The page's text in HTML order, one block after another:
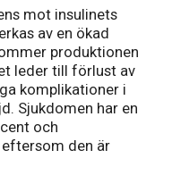
mot insulinets
av en ökad
produktionen
leder till förlust av
komplikationer i
Sjukdomen har en
och
den är